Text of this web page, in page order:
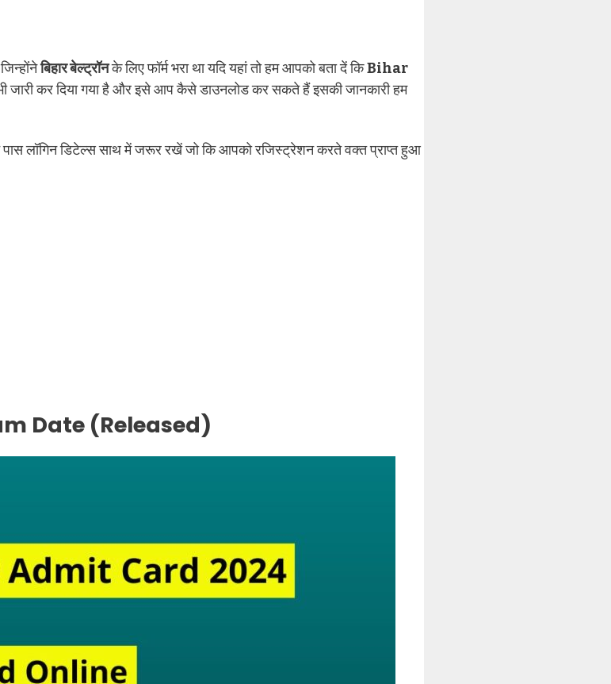
जिन्होंनेबिहार बेल्ट्रॉनके लिए फॉर्म भरा था यदि यहां तो हम आपको बता दें किBihar
जारी कर दिया गया है और इसे आप कैसे डाउनलोड कर सकते हैं इसकी जानकारी हम
पास लॉगिन डिटेल्स साथ में जरूर रखें जो कि आपको रजिस्ट्रेशन करते वक्त प्राप्त हुआ
Date (Released)